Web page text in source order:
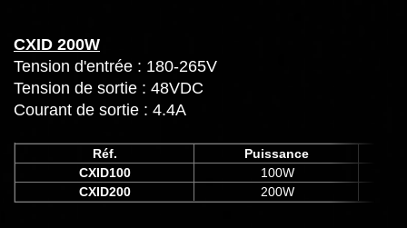
CXID 200W
Tension d'entrée : 180-265V
Tension de sortie : 48VDC
Courant de sortie : 4.4A
Réf.
Puissance
CXID100
100W
CXID200
200W